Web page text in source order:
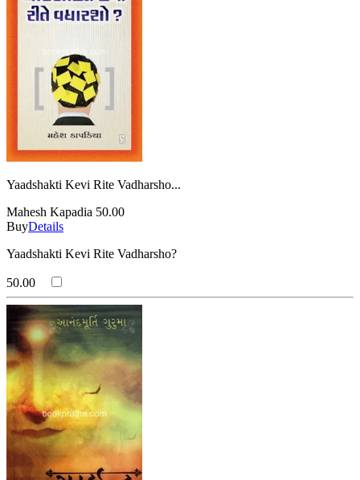
Yaadshakti Kevi Rite Vadharsho...
Mahesh Kapadia 50.00
BuyDetails
Yaadshakti Kevi Rite Vadharsho?
50.00